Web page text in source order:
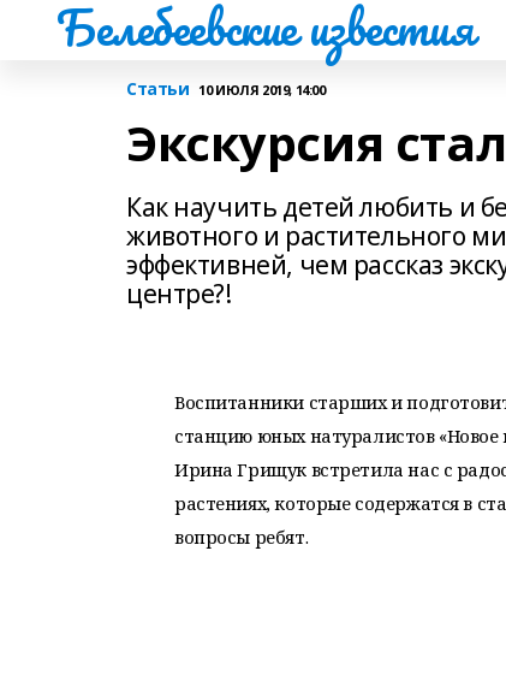
Белебеевские известия
Статьи 10 ИЮЛЯ 2019, 14:00
Экскурсия
Как научить детей любить и
животного и растительного
эффективней, чем рассказ
центре?!
Воспитанники старших и
станцию юных натуралистов «Новое
Ирина Грищук встретила нас с
растениях, которые содержатся в
вопросы ребят.